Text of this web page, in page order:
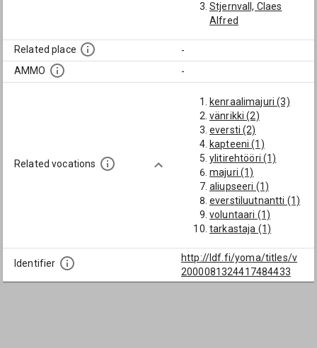
Stjernvall, Claes
Alfred
Related place
-
AMMO
-
Related vocations
kenraalimajuri (3)
vänrikki (2)
eversti (2)
kapteeni (1)
ylitirehtööri (1)
majuri (1)
aliupseeri (1)
everstiluutnantti (1)
voluntaari (1)
tarkastaja (1)
kameraalitutkinto
(1)
aliluutnantti (1)
Identifier
http://ldf.fi/yoma/titles/v
2000081324417484433